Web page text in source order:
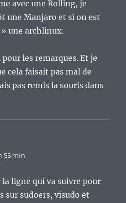
avec une Rolling, je
une Manjaro et si on est
une archlinux.
les remarques. Et je
cela faisait pas mal de
pas remis la souris dans
55 min
la ligne qui va suivre pour
sur sudoers, visudo et